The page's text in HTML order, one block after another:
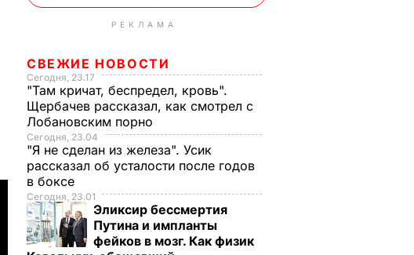
РЕКЛАМА
СВЕЖИЕ НОВОСТИ
Сегодня, 23.17
"Там кричат, беспредел, кровь".
Щербачев рассказал, как смотрел с
Лобановским порно
Сегодня, 23.04
"Я не сделан из железа". Усик
рассказал об усталости после годов
в боксе
Сегодня, 23.01
Эликсир бессмертия
Путина и импланты
фейков в мозг. Как физик